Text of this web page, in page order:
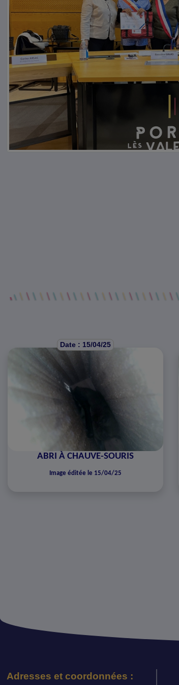
Date : 15/04/25
ABRI À CHAUVE-SOURIS
Image éditée le 15/04/25
Adresses et coordonnées :